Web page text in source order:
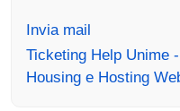
Invia mail
Ticketing Help Unime
Housing e Hosting